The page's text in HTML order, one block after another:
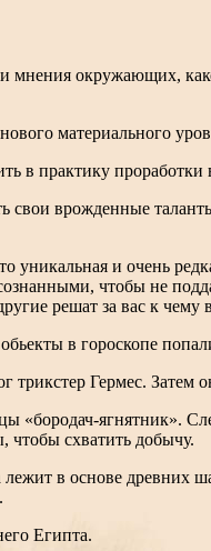
окружающих,
материального
в практику проработки
свои врожденные
уникальная и очень
чтобы не
решат за вас к
в гороскопе
Гермес.
ягнятник».
чтобы схватить добычу.
в основе древних
Египта.